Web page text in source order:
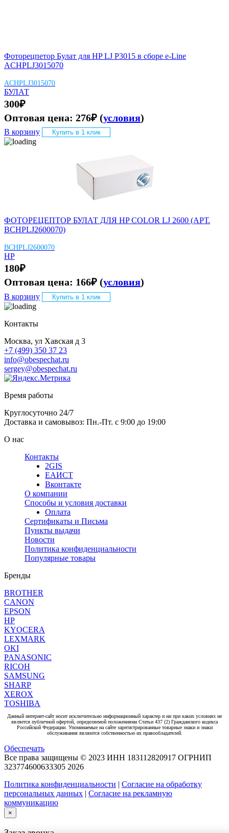
Фоторецпетор Булат для HP LJ P3015 в сборе e-Line
ACHPLJ3015070
ACHPLJ3015070
БУЛАТ
300₽
Оптовая цена: 276₽ (условия)
В корзину Купить в 1 клик
ФОТОРЕЦЕПТОР БУЛАТ ДЛЯ HP COLOR LJ 2600 (АРТ.
BCHPLJ2600070)
BCHPLJ2600070
HP
180₽
Оптовая цена: 166₽ (условия)
В корзину Купить в 1 клик
Контакты
Москва, ул Хавская д 3
+7 (499) 350 37 23
info@obespechat.ru
sergey@obespechat.ru
Время работы
Круглосуточно 24/7
Доставка и самовывоз: Пн.-Пт. с 9:00 до 19:00
О нас
Контакты
2GIS
ЕАИСТ
Вконтакте
О компании
Способы и условия доставки
Оплата
Сертификаты и Письма
Пункты выдачи
Новости
Политика конфиденциальности
Популярные товары
Бренды
BROTHER
CANON
EPSON
HP
KYOCERA
LEXMARK
OKI
PANASONIC
RICOH
SAMSUNG
SHARP
XEROX
TOSHIBA
Данный интернет-сайт носит исключительно информационный характер и ни при каких условиях не
является публичной офертой, определяемой положениями Статьи 437 (2) Гражданского кодекса
Российской Федерации. Упоминаемые на сайте зарегистрированные товарные знаки и знаки
обслуживания являются собственностью их правообладателей.
Обеспечать
Все права защищены © 2023 ИНН 183112820917 ОГРНИП
323774600633305 2026
Политика конфиденциальности | Согласие на обработку
персональных данных | Согласие на рекламную
коммуникацию
×